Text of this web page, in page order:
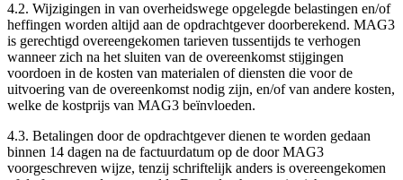
4.2. Wijzigingen in van overheidswege opgelegde belastingen en/of
heffingen worden altijd aan de opdrachtgever doorberekend. MAG3
is gerechtigd overeengekomen tarieven tussentijds te verhogen
wanneer zich na het sluiten van de overeenkomst stijgingen
voordoen in de kosten van materialen of diensten die voor de
uitvoering van de overeenkomst nodig zijn, en/of van andere kosten,
welke de kostprijs van MAG3 beïnvloeden.
4.3. Betalingen door de opdrachtgever dienen te worden gedaan
binnen 14 dagen na de factuurdatum op de door MAG3
voorgeschreven wijze, tenzij schriftelijk anders is overeengekomen